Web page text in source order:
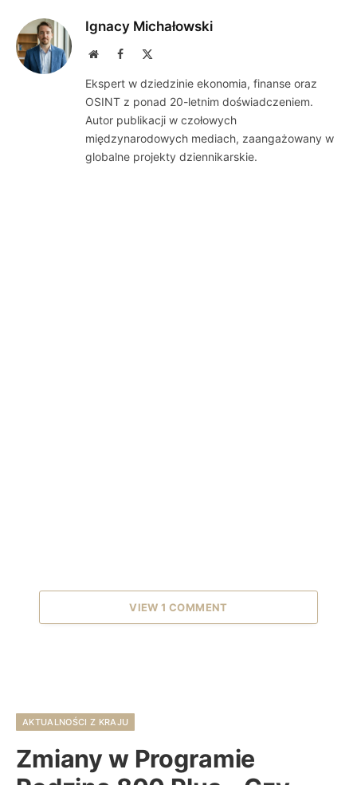
Ignacy Michałowski
WebsiteFacebook
Ekspert w dziedzinie ekonomia, finanse oraz
OSINT z ponad 20-letnim doświadczeniem.
Autor publikacji w czołowych
międzynarodowych mediach, zaangażowany w
globalne projekty dziennikarskie.
VIEW 1 COMMENT
AKTUALNOŚCI Z KRAJU
Zmiany w Programie